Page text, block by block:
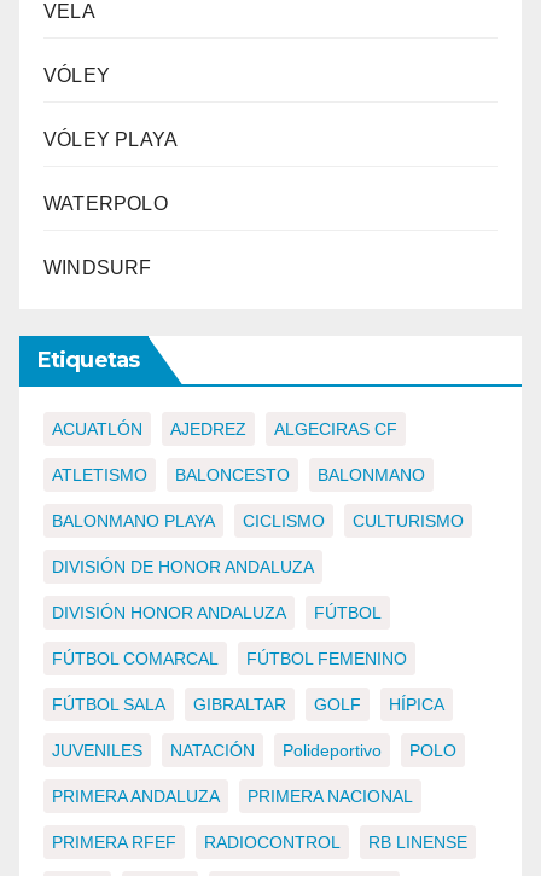
VELA
VÓLEY
VÓLEY PLAYA
WATERPOLO
WINDSURF
Etiquetas
ACUATLÓN AJEDREZ ALGECIRAS CF
ATLETISMO BALONCESTO BALONMANO
BALONMANO PLAYA CICLISMO CULTURISMO
DIVISIÓN DE HONOR ANDALUZA
DIVISIÓN HONOR ANDALUZA FÚTBOL
FÚTBOL COMARCAL FÚTBOL FEMENINO
FÚTBOL SALA GIBRALTAR GOLF HÍPICA
JUVENILES NATACIÓN Polideportivo POLO
PRIMERA ANDALUZA PRIMERA NACIONAL
PRIMERA RFEF RADIOCONTROL RB LINENSE